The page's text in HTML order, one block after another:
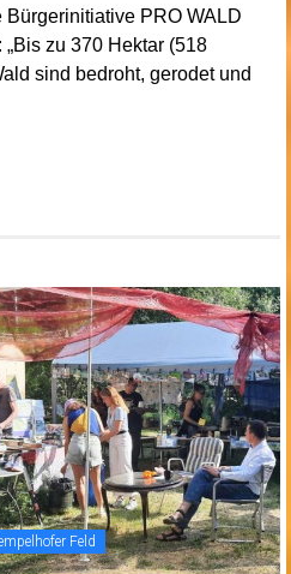
PRO WALD
zu 370 Hektar (518
sind bedroht, gerodet und
Feld